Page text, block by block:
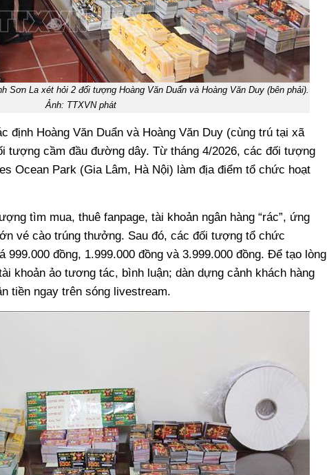
Sơn La xét hỏi 2 đối tượng Hoàng Văn Duẩn và Hoàng Văn Duy (bên phải).
Ảnh: TTXVN phát
định Hoàng Văn Duẩn và Hoàng Văn Duy (cùng trú tại xã
tượng cầm đầu đường dây. Từ tháng 4/2026, các đối tượng
Ocean Park (Gia Lâm, Hà Nội) làm địa điểm tổ chức hoạt
tìm mua, thuê fanpage, tài khoản ngân hàng “rác”, ứng
vé cào trúng thưởng. Sau đó, các đối tượng tổ chức
999.000 đồng, 1.999.000 đồng và 3.999.000 đồng. Để tạo lòng
khoản ảo tương tác, bình luận; dàn dựng cảnh khách hàng
tiền ngay trên sóng livestream.